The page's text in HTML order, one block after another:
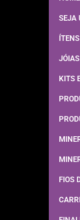
SEJA
JÓIAS
KITS
FIOS